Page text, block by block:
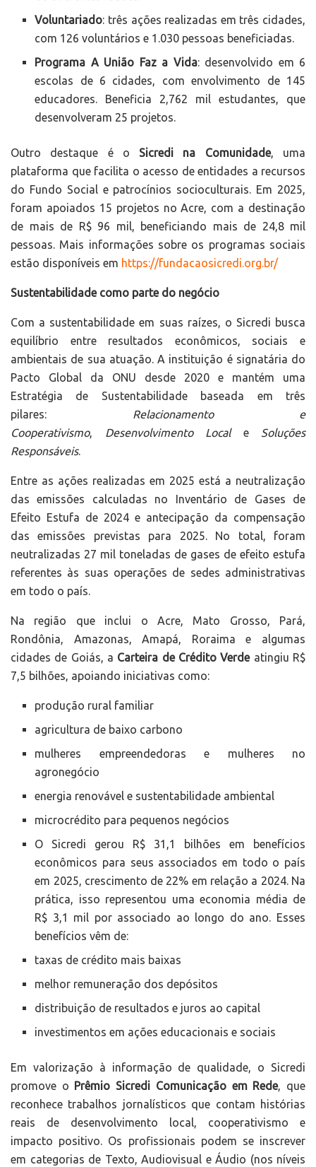
Voluntariado: três ações realizadas em três cidades,
com 126 voluntários e 1.030 pessoas beneficiadas.
Programa A União Faz a Vida: desenvolvido em 6
escolas de 6 cidades, com envolvimento de 145
educadores. Beneficia 2,762 mil estudantes, que
desenvolveram 25 projetos.
Outro destaque é o Sicredi na Comunidade, uma
plataforma que facilita o acesso de entidades a recursos
do Fundo Social e patrocínios socioculturais. Em 2025,
foram apoiados 15 projetos no Acre, com a destinação
de mais de R$ 96 mil, beneficiando mais de 24,8 mil
pessoas. Mais informações sobre os programas sociais
estão disponíveis em https://fundacaosicredi.org.br/
Sustentabilidade como parte do negócio
Com a sustentabilidade em suas raízes, o Sicredi busca
equilíbrio entre resultados econômicos, sociais e
ambientais de sua atuação. A instituição é signatária do
Pacto Global da ONU desde 2020 e mantém uma
Estratégia de Sustentabilidade baseada em três
pilares:
Relacionamento e
Cooperativismo, Desenvolvimento Local eSoluções
Responsáveis.
Entre as ações realizadas em 2025 está a neutralização
das emissões calculadas no Inventário de Gases de
Efeito Estufa de 2024 e antecipação da compensação
das emissões previstas para 2025. No total, foram
neutralizadas 27 mil toneladas de gases de efeito estufa
referentes às suas operações de sedes administrativas
em todo o país.
Na região que inclui o Acre, Mato Grosso, Pará,
Rondônia, Amazonas, Amapá, Roraima e algumas
cidades de Goiás, a Carteira de Crédito Verdeatingiu R$
7,5 bilhões, apoiando iniciativas como:
produção rural familiar
agricultura de baixo carbono
mulheres empreendedoras e mulheres no
agronegócio
energia renovável e sustentabilidade ambiental
microcrédito para pequenos negócios
O Sicredi gerou R$ 31,1 bilhões em benefícios
econômicos para seus associados em todo o país
em 2025, crescimento de 22% em relação a 2024. Na
prática, isso representou uma economia média de
R$ 3,1 mil por associado ao longo do ano. Esses
benefícios vêm de:
taxas de crédito mais baixas
melhor remuneração dos depósitos
distribuição de resultados e juros ao capital
investimentos em ações educacionais e sociais
Em valorização à informação de qualidade, o Sicredi
promove o Prêmio Sicredi Comunicação em Rede, que
reconhece trabalhos jornalísticos que contam histórias
reais de desenvolvimento local, cooperativismo e
impacto positivo. Os profissionais podem se inscrever
em categorias de Texto, Audiovisual e Áudio (nos níveis